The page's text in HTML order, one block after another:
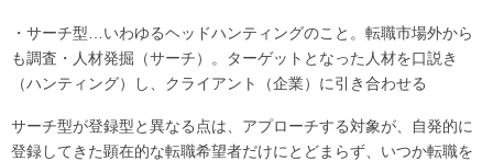
・サーチ型…いわゆるヘッドハンティングのこと。転職市場外から
も調査・人材発掘（サーチ）。ターゲットとなった人材を口説き
（ハンティング）し、クライアント（企業）に引き合わせる
サーチ型が登録型と異なる点は、アプローチする対象が、自発的に
登録してきた顕在的な転職希望者だけにとどまらず、いつか転職を